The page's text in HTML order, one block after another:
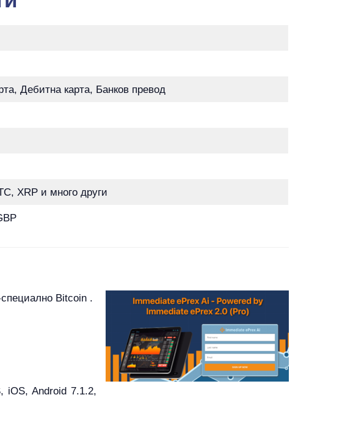
Дебитна карта, Банков превод
XRP и много други
Bitcoin .
iOS, Android 7.1.2,